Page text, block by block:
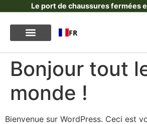
Le port de chaussures fermées
FR
Bonjour tout
monde !
Bienvenue sur WordPress. Ceci est